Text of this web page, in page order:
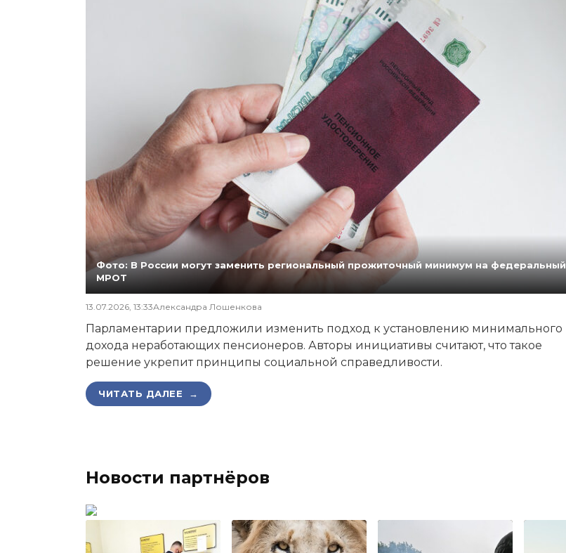
Фото: В России могут заменить региональный прожиточный минимум на федеральный
МРОТ
13.07.2026, 13:33Александра Лошенкова
Парламентарии предложили изменить подход к установлению минимального
дохода неработающих пенсионеров. Авторы инициативы считают, что такое
решение укрепит принципы социальной справедливости.
ЧИТАТЬ ДАЛЕЕ →
Новости партнёров